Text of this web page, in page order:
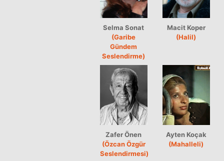
Selma Sonat
(Garibe
Gündem
Seslendirme)
Macit Koper
(Halil)
Zafer Önen
(Özcan Özgür
Seslendirmesi)
Ayten Koçak
(Mahalleli)